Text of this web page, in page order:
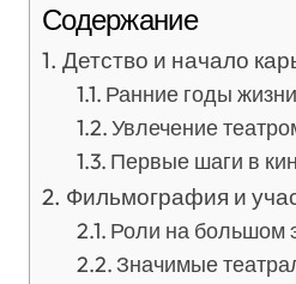
Содержание
Детство и начало
Ранние годы жизни
Увлечение
Первые шаги в
Фильмография и
Роли на большом
Значимые